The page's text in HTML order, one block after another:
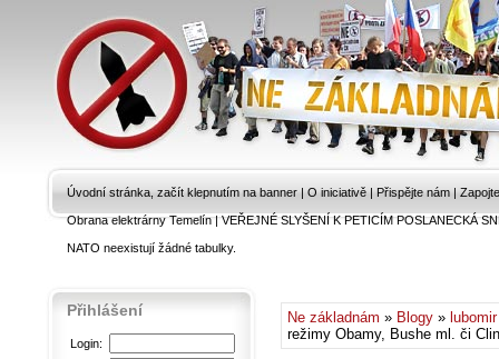
Úvodní stránka, začít klepnutím na banner | O iniciativě | Přispějte nám |
Obrana elektrárny Temelín|VEŘEJNÉ SLYŠENÍ K PETICÍM POSLANECKÁ
NATO neexistují žádné tabulky.
Ne základnám » Blogy »
režimy Obamy, Bushe ml. či
Přihlášení
Login: